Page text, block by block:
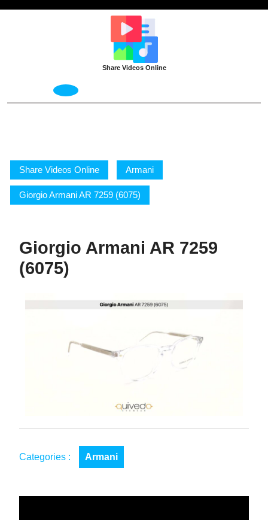
Share Videos Online
Open
Share Videos Online Armani
Giorgio Armani AR 7259 (6075)
Giorgio Armani AR 7259
(6075)
Categories : Armani